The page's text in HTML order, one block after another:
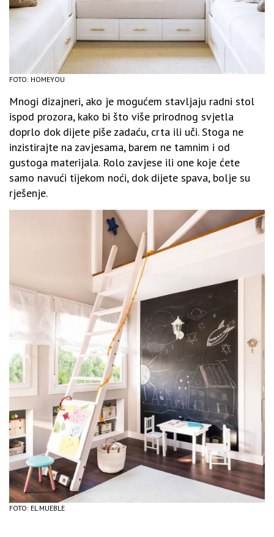
FOTO: HOMEYOU
Mnogi dizajneri, ako je mogućem stavljaju radni stol
ispod prozora, kako bi što više prirodnog svjetla
doprlo dok dijete piše zadaću, crta ili uči. Stoga ne
inzistirajte na zavjesama, barem ne tamnim i od
gustoga materijala. Rolo zavjese ili one koje ćete
samo navući tijekom noći, dok dijete spava, bolje su
rješenje.
FOTO: EL MUEBLE